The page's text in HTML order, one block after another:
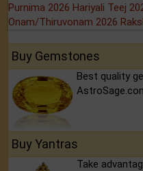
Purnima 2026 Hariyali Teej
Onam/Thiruvonam 2026
Buy Gemstones
Best quality
Buy Yantras
Take